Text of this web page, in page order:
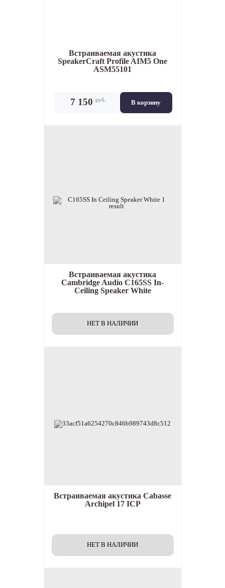
Встраиваемая акустика
SpeakerCraft Profile AIM5 One
ASM55101
В корзину
7 150 руб.
Встраиваемая акустика
Cambridge Audio C165SS In-
Ceiling Speaker White
Встраиваемая акустика Cabasse
Archipel 17 ICP